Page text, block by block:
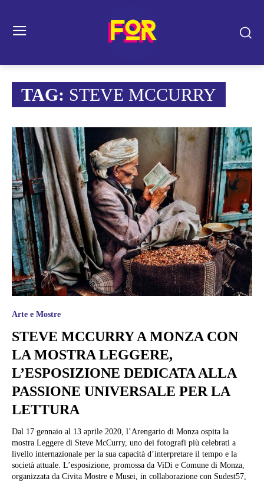
TAG: STEVE MCCURRY
Arte e Mostre
STEVE MCCURRY A MONZA CON
LA MOSTRA LEGGERE,
L’ESPOSIZIONE DEDICATA ALLA
PASSIONE UNIVERSALE PER LA
LETTURA
Dal 17 gennaio al 13 aprile 2020, l’Arengario di Monza ospita la
mostra Leggere di Steve McCurry, uno dei fotografi più celebrati a
livello internazionale per la sua capacità d’interpretare il tempo e la
società attuale. L’esposizione, promossa da ViDi e Comune di Monza,
organizzata da Civita Mostre e Musei, in collaborazione con Sudest57,